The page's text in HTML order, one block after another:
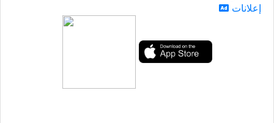
إعلانات